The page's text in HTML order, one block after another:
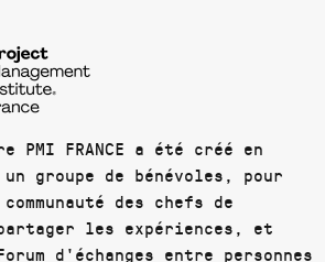
PMI FRANCE a été créé en
groupe de bénévoles, pour
des chefs de
les expériences, et
d'échanges entre personnes